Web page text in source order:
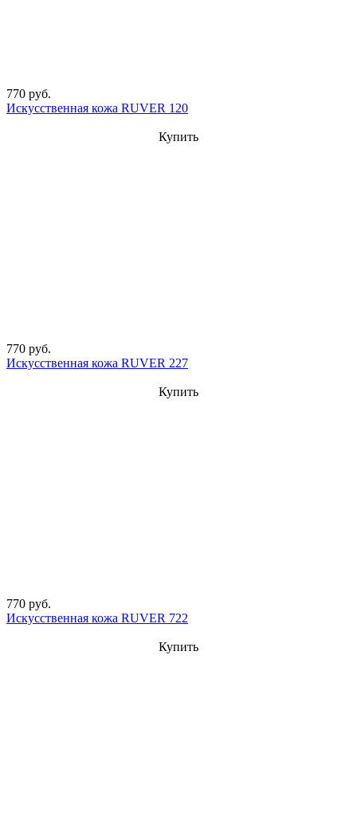
770 руб.
Искусственная кожа RUVER 120
Купить
770 руб.
Искусственная кожа RUVER 227
Купить
770 руб.
Искусственная кожа RUVER 722
Купить